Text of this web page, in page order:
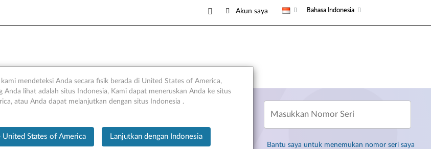
Akun saya Bahasa Indonesia
Masukkan Nomor Seri
Bantu saya untuk menemukan nomor seri saya
kami mendeteksi Anda secara fisik berada di United States of America,
Anda lihat adalah situs Indonesia, Kami dapat meneruskan Anda ke situs
atau Anda dapat melanjutkan dengan situs Indonesia .
United States of America Lanjutkan dengan Indonesia